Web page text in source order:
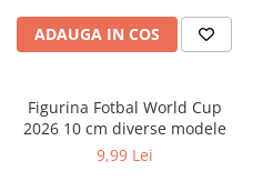
Hobby și activități pentru copii
Educație și carte școlară
Culegeri și materiale auxiliare
Caiete de vacanță
Bibliografie școlară
ADAUGA IN COS
Figurina Fotbal World Cup
2026 10 cm diverse modele
9,99 Lei